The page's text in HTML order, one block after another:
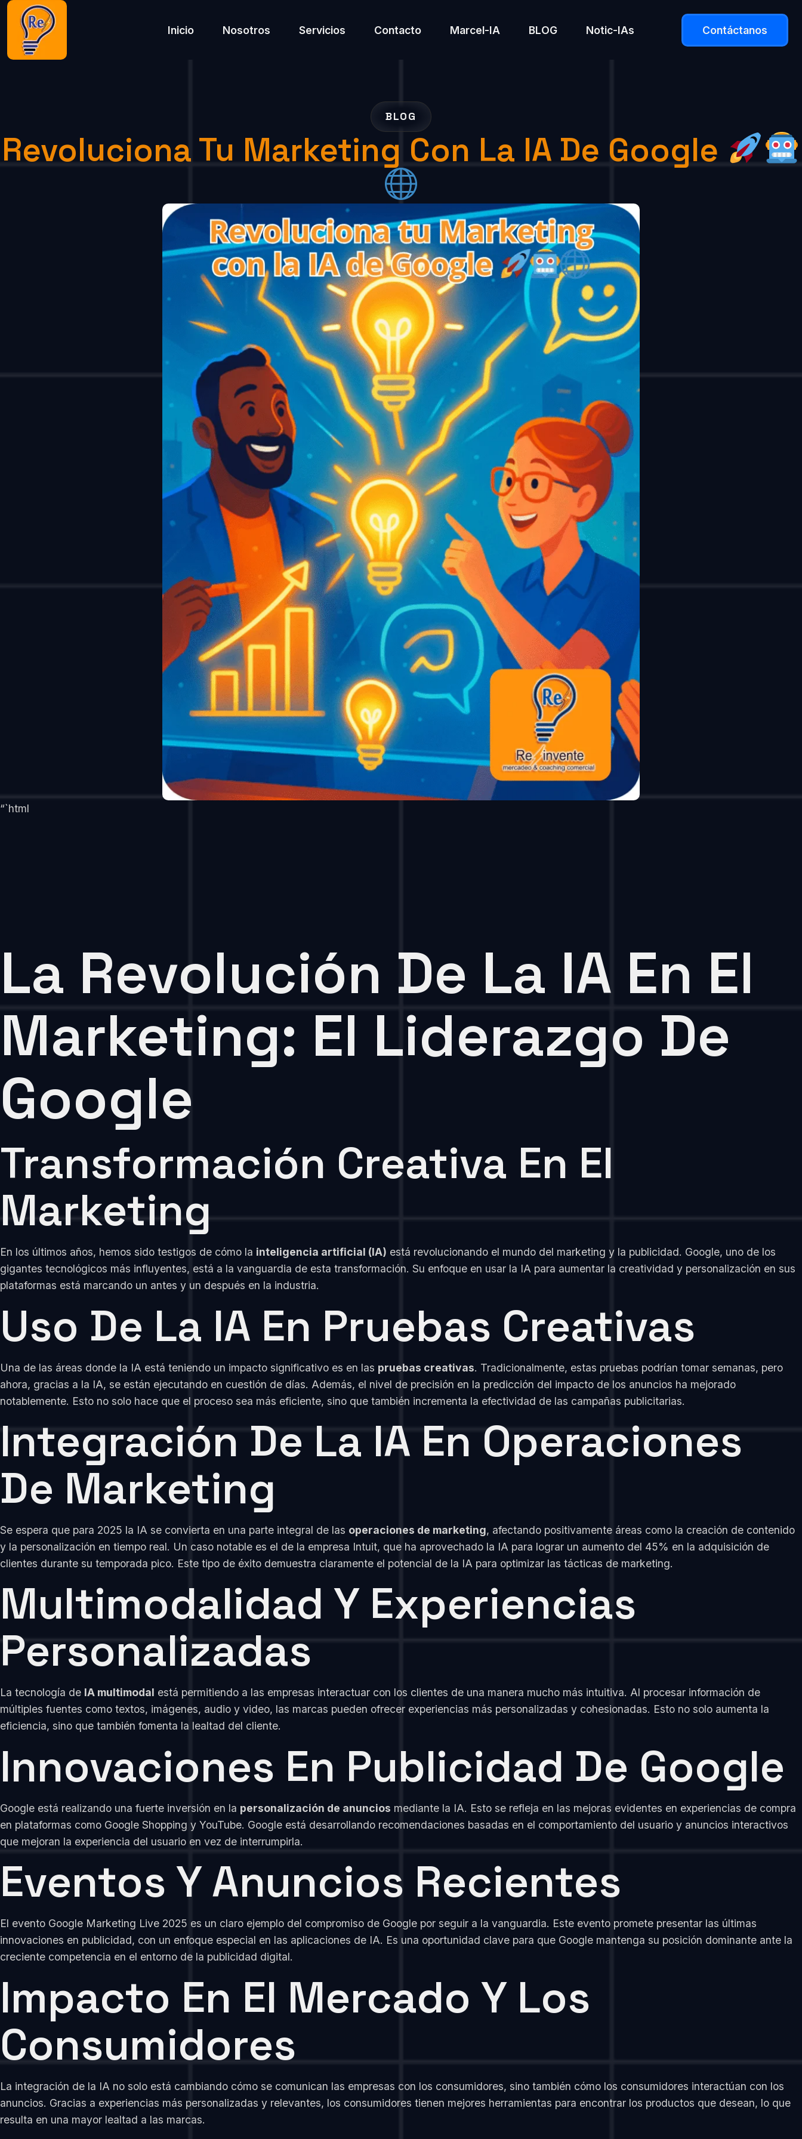
Inicio Nosotros Servicios Contacto Marcel-IA BLOG Notic-IAs Contáctanos
BLOG
Revoluciona Tu Marketing Con La IA De Google
“`html
La Revolución De La IA En El
Marketing: El Liderazgo De
Google
Transformación Creativa En El
Marketing
En los últimos años, hemos sido testigos de cómo la inteligencia artificial (IA) está revolucionando el mundo del marketing y la publicidad. Google, uno de los
gigantes tecnológicos más influyentes, está a la vanguardia de esta transformación. Su enfoque en usar la IA para aumentar la creatividad y personalización en sus
plataformas está marcando un antes y un después en la industria.
Uso De La IA En Pruebas Creativas
Una de las áreas donde la IA está teniendo un impacto significativo es en las pruebas creativas. Tradicionalmente, estas pruebas podrían tomar semanas, pero
ahora, gracias a la IA, se están ejecutando en cuestión de días. Además, el nivel de precisión en la predicción del impacto de los anuncios ha mejorado
notablemente. Esto no solo hace que el proceso sea más eficiente, sino que también incrementa la efectividad de las campañas publicitarias.
Integración De La IA En Operaciones
De Marketing
Se espera que para 2025 la IA se convierta en una parte integral de las operaciones de marketing, afectando positivamente áreas como la creación de contenido
y la personalización en tiempo real. Un caso notable es el de la empresa Intuit, que ha aprovechado la IA para lograr un aumento del 45% en la adquisición de
clientes durante su temporada pico. Este tipo de éxito demuestra claramente el potencial de la IA para optimizar las tácticas de marketing.
Multimodalidad Y Experiencias
Personalizadas
La tecnología de IA multimodal está permitiendo a las empresas interactuar con los clientes de una manera mucho más intuitiva. Al procesar información de
múltiples fuentes como textos, imágenes, audio y video, las marcas pueden ofrecer experiencias más personalizadas y cohesionadas. Esto no solo aumenta la
eficiencia, sino que también fomenta la lealtad del cliente.
Innovaciones En Publicidad De Google
Google está realizando una fuerte inversión en la personalización de anuncios mediante la IA. Esto se refleja en las mejoras evidentes en experiencias de compra
en plataformas como Google Shopping y YouTube. Google está desarrollando recomendaciones basadas en el comportamiento del usuario y anuncios interactivos
que mejoran la experiencia del usuario en vez de interrumpirla.
Eventos Y Anuncios Recientes
El evento Google Marketing Live 2025 es un claro ejemplo del compromiso de Google por seguir a la vanguardia. Este evento promete presentar las últimas
innovaciones en publicidad, con un enfoque especial en las aplicaciones de IA. Es una oportunidad clave para que Google mantenga su posición dominante ante la
creciente competencia en el entorno de la publicidad digital.
Impacto En El Mercado Y Los
Consumidores
La integración de la IA no solo está cambiando cómo se comunican las empresas con los consumidores, sino también cómo los consumidores interactúan con los
anuncios. Gracias a experiencias más personalizadas y relevantes, los consumidores tienen mejores herramientas para encontrar los productos que desean, lo que
resulta en una mayor lealtad a las marcas.